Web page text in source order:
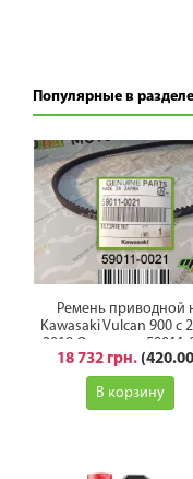
Популярные в разделе
Ремень приводной
Kawasaki Vulcan 900 с
2019 Оригинал 59011-
18 732 грн.
В корзину